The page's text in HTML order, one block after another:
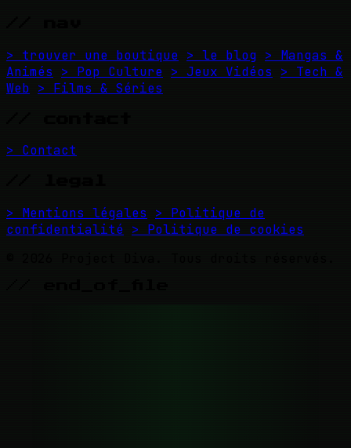
> trouver une boutique > le blog > Mangas &
Animés
> Pop Culture > Jeux Vidéos
> Tech &
Web > Films & Séries
> Contact
> Mentions légales
> Politique de
confidentialité > Politique de cookies